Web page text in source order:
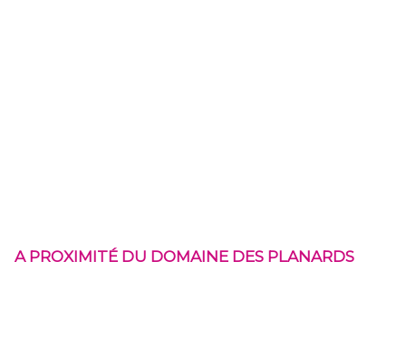
A PROXIMITÉ DU DOMAINE DES PLANARDS